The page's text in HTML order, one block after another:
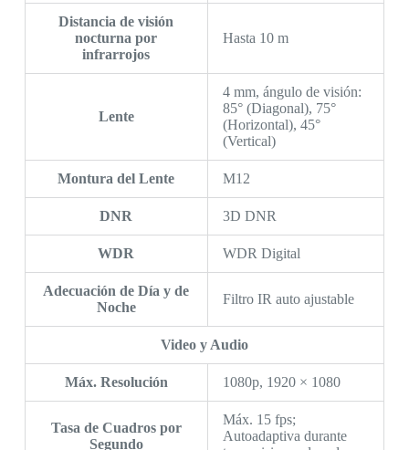
Distancia de visión
nocturna por
infrarrojos
Hasta 10 m
Lente
4 mm, ángulo de visión:
85° (Diagonal), 75°
(Horizontal), 45°
(Vertical)
Montura del Lente M12
DNR 3D DNR
WDR WDR Digital
Adecuación de Día y de
Noche
Filtro IR auto ajustable
Video y Audio
Máx. Resolución 1080p, 1920 × 1080
Tasa de Cuadros por
Segundo
Máx. 15 fps;
Autoadaptiva durante